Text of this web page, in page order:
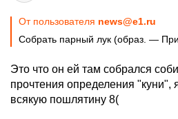
От пользователя news@e1.ru
Собрать парный лук (образ. —
Это что он ей там собрался
прочтения определения "куни",
всякую пошлятину 8(